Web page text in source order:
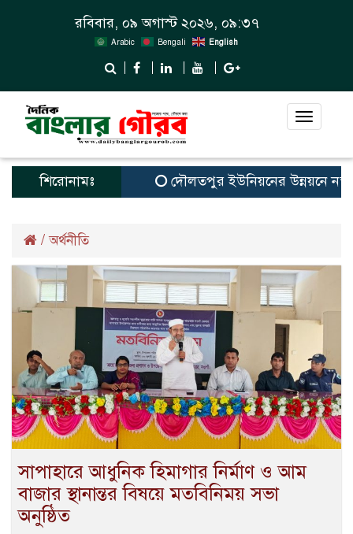
রবিবার, ০৯ অগাস্ট ২০২৬, ০৯:৩৭
Arabic Bengali English
Toggle
শিরোনামঃ দৌলতপুর ইউনিয়নের উন্নয়নে নতুন
/অর্থনীতি
সাপাহারে আধুনিক হিমাগার নির্মাণ ও আম
বাজার স্থানান্তর বিষয়ে মতবিনিময় সভা
অনুষ্ঠিত